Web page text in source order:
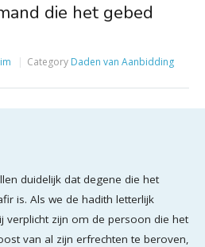
die het gebed
Category Daden van Aanbidding
duidelijk dat degene die het
is. Als we de hadith letterlijk
verplicht zijn om de persoon die het
van al zijn erfrechten te beroven,